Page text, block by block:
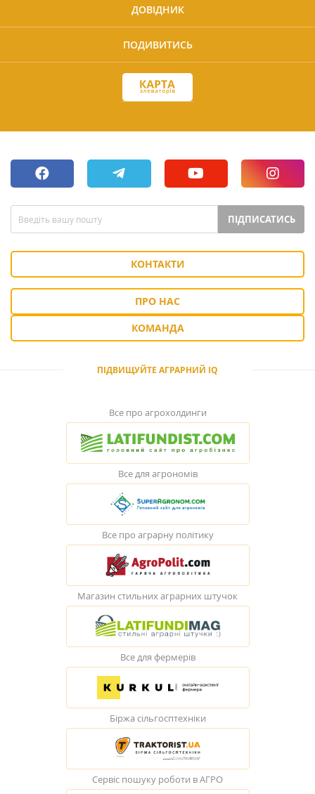
ДОВІДНИК
ПОДИВИТИСЬ
ПІДПИСАТИСЬ
КОНТАКТИ
ПРО НАС
КОМАНДА
ПІДВИЩУЙТЕ АГРАРНИЙ IQ
Все про агрохолдинги
Все для агрономів
Все про аграрну політику
Магазин стильних аграрних штучок
Все для фермерів
Біржа сільгосптехніки
Сервіс пошуку роботи в АГРО